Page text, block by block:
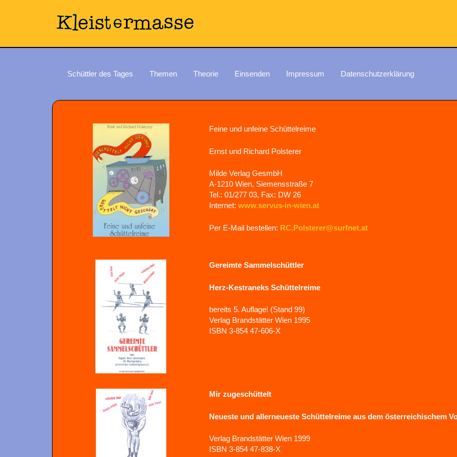
Schüttler des Tages Themen Theorie Einsenden Impressum Datenschutzerklärung
Feine und unfeine Schüttelreime
Ernst und Richard Polsterer
Milde Verlag GesmbH
A-1210 Wien, Siemensstraße 7
Tel.: 01/277 03, Fax: DW 26
Internet: www.servus-in-wien.at
Per E-Mail bestellen: RC.Polsterer@surfnet.at
Gereimte Sammelschüttler
Herz-Kestraneks Schüttelreime
bereits 5. Auflage! (Stand 99)
Verlag Brandstätter Wien 1995
ISBN 3-854 47-606-X
Mir zugeschüttelt
Neueste und allerneueste Schüttelreime aus dem österreichischem
Verlag Brandstätter Wien 1999
ISBN 3-854 47-838-X